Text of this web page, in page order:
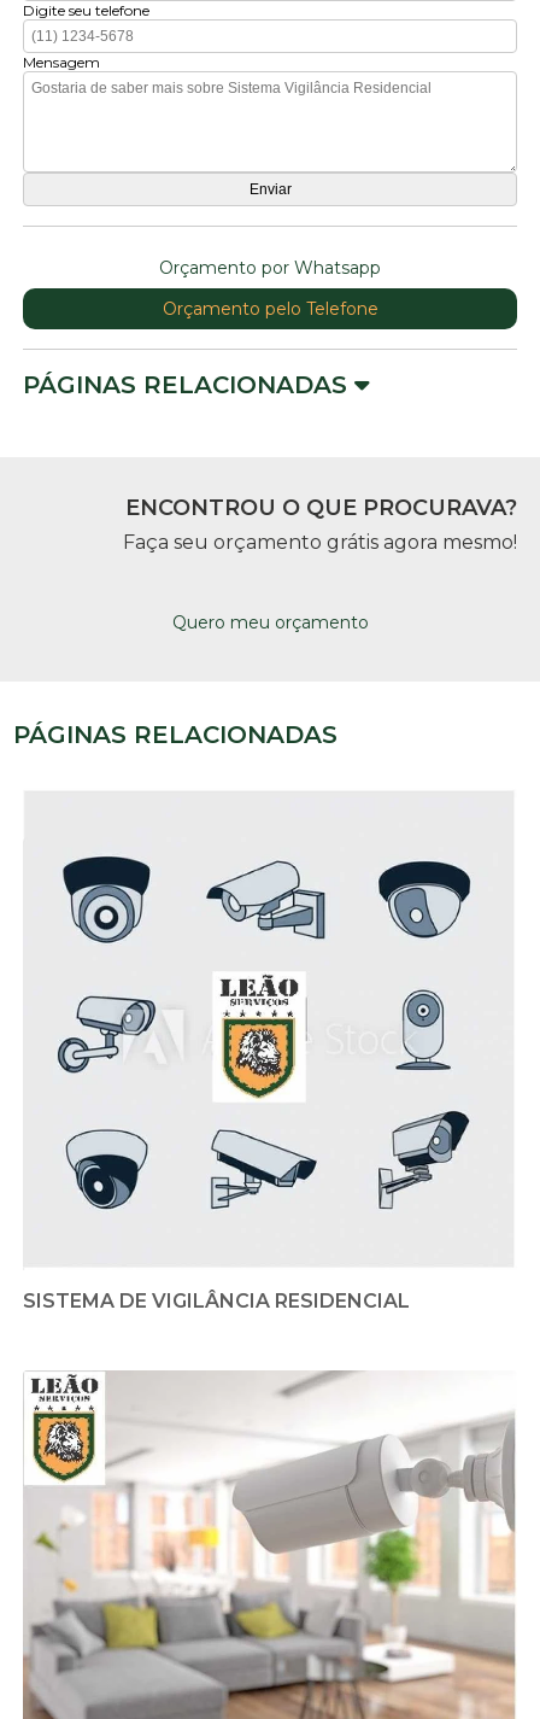
Digite seu telefone
Mensagem
Orçamento por Whatsapp
Orçamento pelo Telefone
PÁGINAS RELACIONADAS
ENCONTROU O QUE PROCURAVA?
Faça seu orçamento grátis agora mesmo!
Quero meu orçamento
PÁGINAS RELACIONADAS
SISTEMA DE VIGILÂNCIA RESIDENCIAL